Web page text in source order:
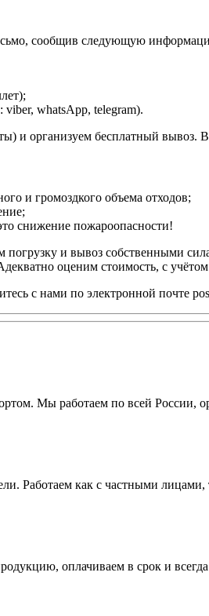
сообщив следующую
whatsApp, telegram).
организуем бесплатный вывоз.
и громоздкого объема отходов;
снижение пожароопасности!
погрузку и вывоз собственными
оценим стоимость, с
с нами по электронной почте
Мы работаем по всей России,
Работаем как с частными
оплачиваем в срок и